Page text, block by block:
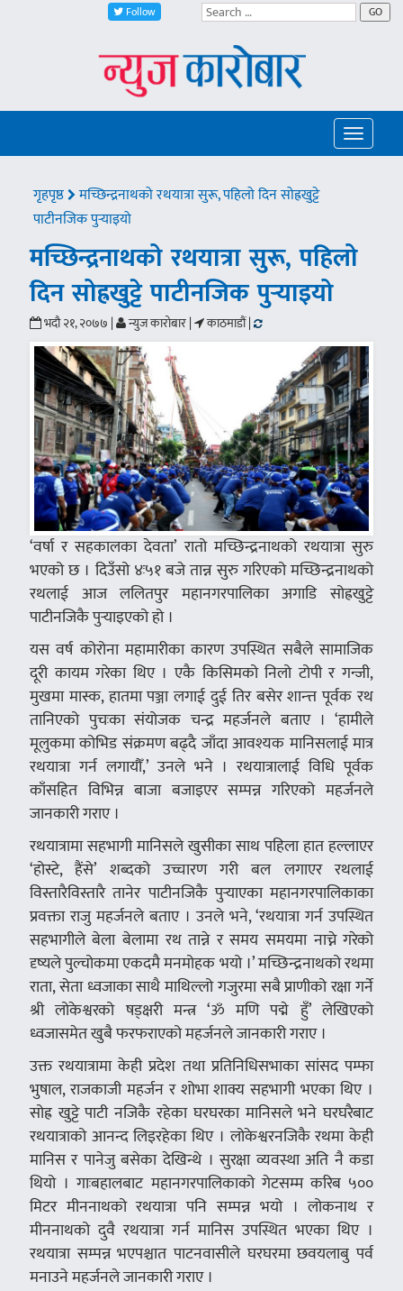
Follow GO
Toggle
गृहपृष्ठ
मच्छिन्द्रनाथको रथयात्रा सुरू, पहिलो दिन सोह्रखुट्टे
पाटीनजिक पुर्‍याइयो
मच्छिन्द्रनाथको रथयात्रा सुरू, पहिलो
दिन सोह्रखुट्टे पाटीनजिक पुर्‍याइयो
भदौ २१, २०७७ | न्युज कारोबार | काठमाडौं |
‘वर्षा र सहकालका देवता’ रातो मच्छिन्द्रनाथको रथयात्रा सुरु
भएको छ । दिउँसो ४ः५१ बजे तान्न सुरु गरिएको मच्छिन्द्रनाथको
रथलाई आज ललितपुर महानगरपालिका अगाडि सोह्रखुट्टे
पाटीनजिकै पुर्‍याइएको हो ।
यस वर्ष कोरोना महामारीका कारण उपस्थित सबैले सामाजिक
दूरी कायम गरेका थिए । एकै किसिमको निलो टोपी र गन्जी,
मुखमा मास्क, हातमा पञ्जा लगाई दुई तिर बसेर शान्त्त पूर्वक रथ
तानिएको पुचःका संयोजक चन्द्र महर्जनले बताए । ‘हामीले
मूलुकमा कोभिड संक्रमण बढ्दै जाँदा आवश्यक मानिसलाई मात्र
रथयात्रा गर्न लगायौँ,’ उनले भने । रथयात्रालाई विधि पूर्वक
काँसहित विभिन्न बाजा बजाइएर सम्पन्न गरिएको महर्जनले
जानकारी गराए ।
रथयात्रामा सहभागी मानिसले खुसीका साथ पहिला हात हल्लाएर
‘होस्टे, हैंसे’ शब्दको उच्चारण गरी बल लगाएर रथलाई
विस्तारैविस्तारै तानेर पाटीनजिकै पुर्‍याएका महानगरपालिकाका
प्रवक्ता राजु महर्जनले बताए । उनले भने, ‘रथयात्रा गर्न उपस्थित
सहभागीले बेला बेलामा रथ तान्ने र समय समयमा नाच्ने गरेको
दृष्यले पुल्चोकमा एकदमै मनमोहक भयो ।’ मच्छिन्द्रनाथको रथमा
राता, सेता ध्वजाका साथै माथिल्लो गजुरमा सबै प्राणीको रक्षा गर्ने
श्री लोकेश्वरको षड्क्षरी मन्त्र ‘ॐ मणि पद्मे हुँ’ लेखिएको
ध्वजासमेत खुबै फरफराएको महर्जनले जानकारी गराए ।
उक्त रथयात्रामा केही प्रदेश तथा प्रतिनिधिसभाका सांसद पम्फा
भुषाल, राजकाजी महर्जन र शोभा शाक्य सहभागी भएका थिए ।
सोह्र खुट्टे पाटी नजिकै रहेका घरघरका मानिसले भने घरघरैबाट
रथयात्राको आनन्द लिइरहेका थिए । लोकेश्वरनजिकै रथमा केही
मानिस र पानेजु बसेका देखिन्थे । सुरक्षा व्यवस्था अति नै कडा
थियो । गाःबहालबाट महानगरपालिकाको गेटसम्म करिब ५००
मिटर मीननाथको रथयात्रा पनि सम्पन्न भयो । लोकनाथ र
मीननाथको दुवै रथयात्रा गर्न मानिस उपस्थित भएका थिए ।
रथयात्रा सम्पन्न भएपश्चात पाटनवासीले घरघरमा छवयलाबु पर्व
मनाउने महर्जनले जानकारी गराए ।